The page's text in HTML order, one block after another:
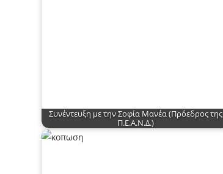
Συνέντευξη με την Σοφία Μανέα (Πρόεδρος της
Π.Ε.Α.Ν.Δ.)